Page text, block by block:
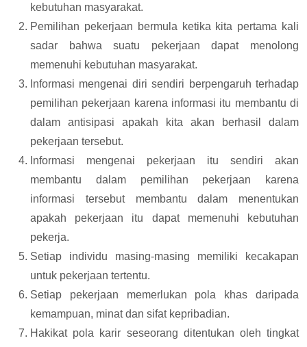
kebutuhan masyarakat.
Pemilihan pekerjaan bermula ketika kita pertama kali
sadar bahwa suatu pekerjaan dapat menolong
memenuhi kebutuhan masyarakat.
nformasi mengenai diri sendiri berpengaruh terhadap
pemilihan pekerjaan karena informasi itu membantu di
dalam antisipasi apakah kita akan berhasil dalam
pekerjaan tersebut.
Informasi mengenai pekerjaan itu sendiri akan
membantu dalam pemilihan pekerjaan karena
informasi tersebut membantu dalam menentukan
apakah pekerjaan itu dapat memenuhi kebutuhan
pekerja.
Setiap individu masing-masing memiliki kecakapan
untuk pekerjaan tertentu.
Setiap pekerjaan memerlukan pola khas daripada
kemampuan, minat dan sifat kepribadian.
Hakikat pola karir seseorang ditentukan oleh tingkat